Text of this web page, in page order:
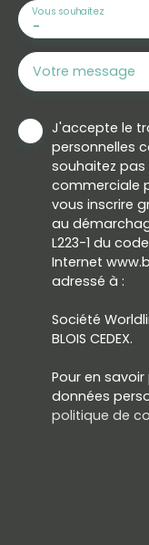
-
Vous souhaitez
Votre message
J'accepte le
personnelles
souhaitez
commerciale
vous inscrire
au
L223-1 du
Internet
adressé à :
Société
BLOIS CEDEX.
Pour en
données
politique de